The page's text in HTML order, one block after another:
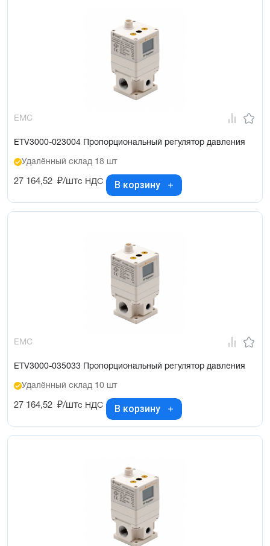
EMC
ETV3000-023004 Пропорциональный регулятор давления
Удалённый склад 18 шт
27 164,52 ₽/штс НДС В корзину
EMC
ETV3000-035033 Пропорциональный регулятор давления
Удалённый склад 10 шт
27 164,52 ₽/штс НДС В корзину